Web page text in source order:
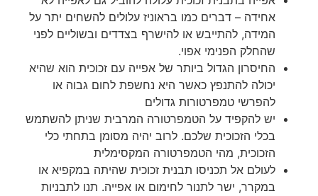
אחידה – דברים כמו בראוניז עלולים להשחים יתר על
המידה, להתייבש או להישרף בצדדים ובשוליים לפני
שהחלק הפנימי אפוי.
החיסרון הגדול ביותר של אפייה עם זכוכית הוא שהיא
יכולה להתנפץ כאשר היא נחשפת לחום גבוה או
להפרשי טמפרטורות גדולים
יש להקפיד על הטמפרטורה המרבית שניתן להשתמש
בכלי הזכוכית שלכם. לרוב יהיה מסומן בתחתי כלי
הזכוכית, מהי הטמפרטורה המקסימלית
לעולם אל תכניסו תבנית זכוכית שהיתה במקפיא או
במקרר, ישר לתנור לחימום או אפייה. תנו לתבניות